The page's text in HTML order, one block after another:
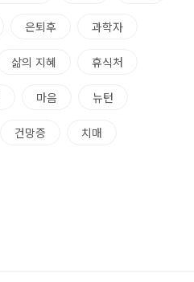
은퇴후 과학자
삶의 지혜 휴식처
마음 뉴턴
건망증 치매